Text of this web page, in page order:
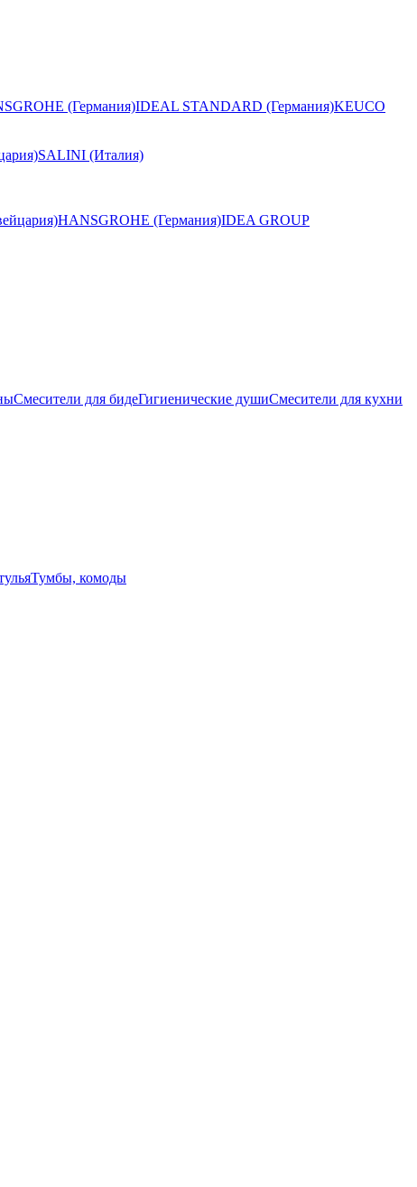
(Германия)IDEAL STANDARD (Германия)KEUCO
SALINI (Италия)
HANSGROHE (Германия)IDEA GROUP
Смесители для бидеГигиенические душиСмесители для кухни
Тумбы, комоды